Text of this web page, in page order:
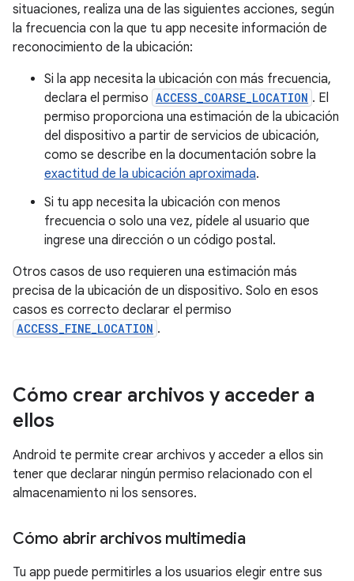
situaciones, realiza una de las siguientes acciones, según
la frecuencia con la que tu app necesite información de
reconocimiento de la ubicación:
Si la app necesita la ubicación con más frecuencia,
declara el permiso ACCESS_COARSE_LOCATION . El
permiso proporciona una estimación de la ubicación
del dispositivo a partir de servicios de ubicación,
como se describe en la documentación sobre la
exactitud de la ubicación aproximada.
Si tu app necesita la ubicación con menos
frecuencia o solo una vez, pídele al usuario que
ingrese una dirección o un código postal.
Otros casos de uso requieren una estimación más
precisa de la ubicación de un dispositivo. Solo en esos
casos es correcto declarar el permiso
ACCESS_FINE_LOCATION .
Cómo crear archivos y acceder a
ellos
Android te permite crear archivos y acceder a ellos sin
tener que declarar ningún permiso relacionado con el
almacenamiento ni los sensores.
Cómo abrir archivos multimedia
Tu app puede permitirles a los usuarios elegir entre sus